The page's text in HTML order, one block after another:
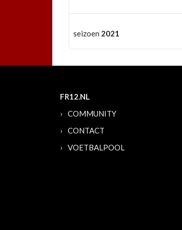
seizoen 2021
FR12.NL
COMMUNITY
CONTACT
VOETBALPOOL